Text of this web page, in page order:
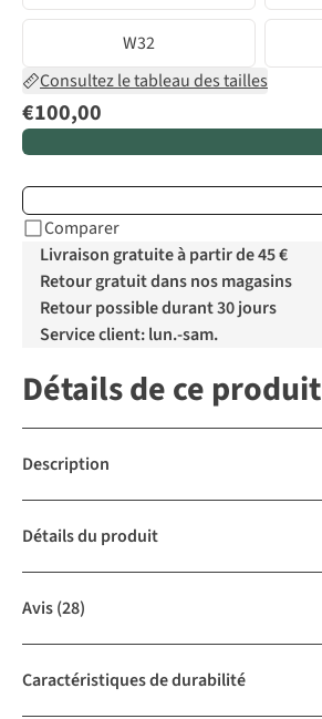
W32
Consultez le tableau des tailles
€100,00
Comparer
Livraison gratuite à partir de 45 €
Retour gratuit dans nos magasins
Retour possible durant 30 jours
Service client: lun.-sam.
Détails de ce produit
Description
Détails du produit
Avis(28)
Caractéristiques de durabilité